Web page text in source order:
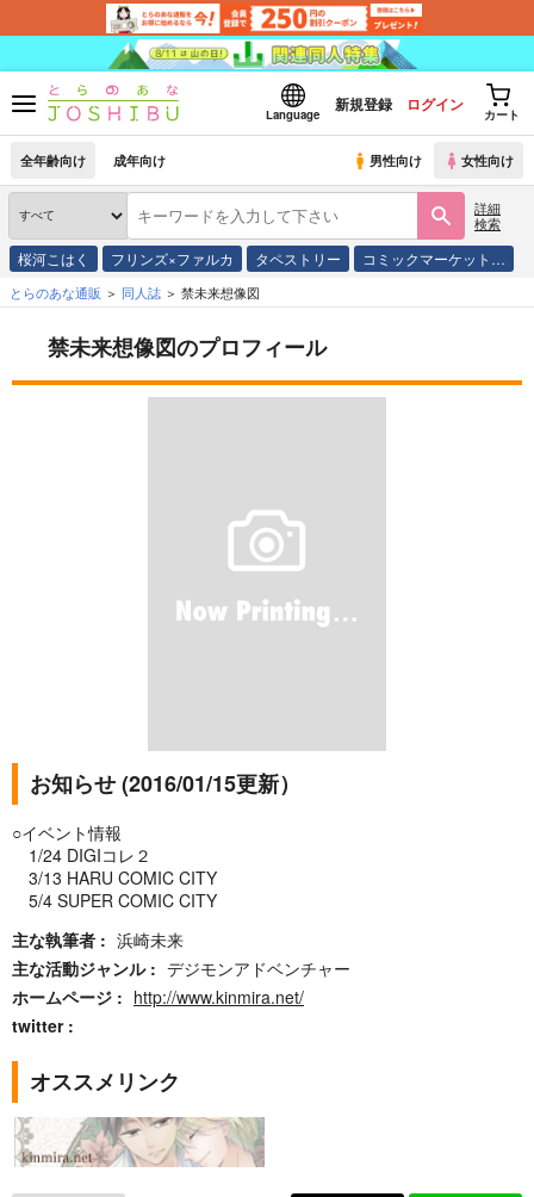
Language
新規登録 ログイン
カート
全年齢向け 成年向け 男性向け 女性向け
詳細
検索
桜河こはく フリンズ×ファルカ タペストリー コミックマーケット…
とらのあな通販 同人誌 禁未来想像図
禁未来想像図のプロフィール
お知らせ (2016/01/15更新）
○イベント情報
1/24 DIGIコレ２
3/13 HARU COMIC CITY
5/4 SUPER COMIC CITY
主な執筆者
浜崎未来
主な活動ジャンル
デジモンアドベンチャー
ホームページ
http://www.kinmira.net/
twitter
オススメリンク